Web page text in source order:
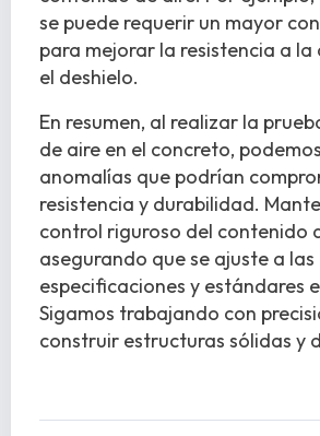
se puede requerir un mayor
para mejorar la resistencia a la
el deshielo.
En resumen, al realizar la
de aire en el concreto,
anomalías que podrían
resistencia y durabilidad.
control riguroso del contenido
asegurando que se ajuste a las
especificaciones y estándares
Sigamos trabajando con
construir estructuras sólidas y